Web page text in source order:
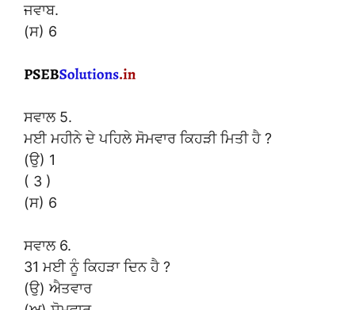
ਜਵਾਬ.
(ਸ) 6
ਸਵਾਲ 5.
ਮਈ ਮਹੀਨੇ ਦੇ ਪਹਿਲੇ ਸੋਮਵਾਰ ਕਿਹੜੀ ਮਿਤੀ ਹੈ ?
(ਉ) 1
( 3 )
(ਸ) 6
ਸਵਾਲ 6.
31 ਮਈ ਨੂੰ ਕਿਹੜਾ ਦਿਨ ਹੈ ?
(ਉ) ਐਤਵਾਰ